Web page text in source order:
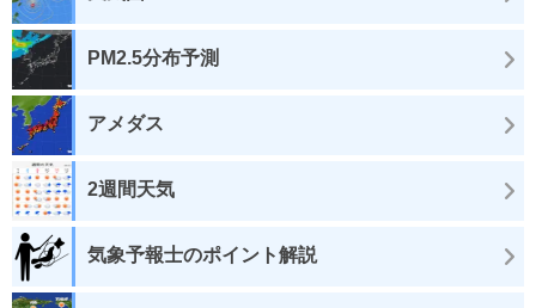
PM2.5分布予測
アメダス
2週間天気
気象予報士のポイント解説